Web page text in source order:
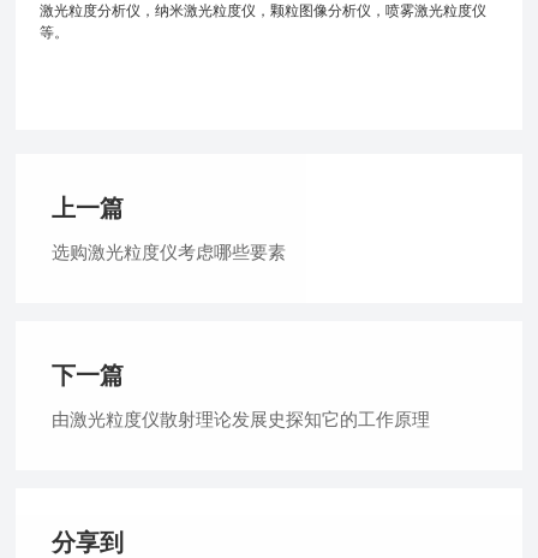
激光粒度分析仪，纳米激光粒度仪，颗粒图像分析仪，喷雾激光粒度仪
等。
上一篇
选购激光粒度仪考虑哪些要素
下一篇
由激光粒度仪散射理论发展史探知它的工作原理
分享到